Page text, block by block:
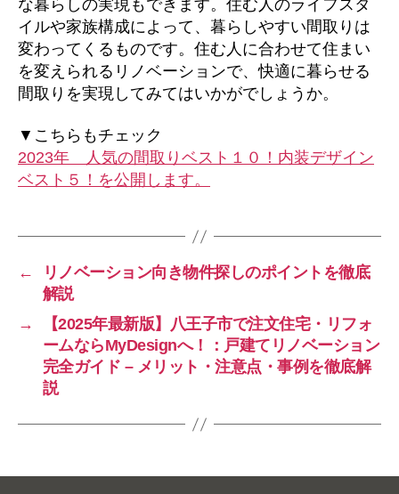
な暮らしの実現もできます。住む人のライフスタ
イルや家族構成によって、暮らしやすい間取りは
変わってくるものです。住む人に合わせて住まい
を変えられるリノベーションで、快適に暮らせる
間取りを実現してみてはいかがでしょうか。
▼こちらもチェック
2023年 人気の間取りベスト１０！内装デザイン
ベスト５！を公開します。
←
リノベーション向き物件探しのポイントを徹底
解説
→
【2025年最新版】八王子市で注文住宅・リフォ
ームならMyDesignへ！：戸建てリノベーション
完全ガイド – メリット・注意点・事例を徹底解
説